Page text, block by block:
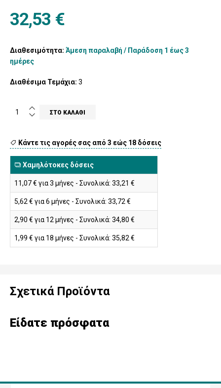
32,53 €
Διαθεσιμότητα: Άμεση παραλαβή / Παράδoση 1 έως 3
ημέρες
Διαθέσιμα Τεμάχια: 3
Κάντε τις αγορές σας από 3 εώς 18 δόσεις
Χαμηλότοκες δόσεις
11,07 € για 3 μήνες - Συνολικά: 33,21 €
5,62 € για 6 μήνες - Συνολικά: 33,72 €
2,90 € για 12 μήνες - Συνολικά: 34,80 €
1,99 € για 18 μήνες - Συνολικά: 35,82 €
Σχετικά Προϊόντα
Είδατε πρόσφατα